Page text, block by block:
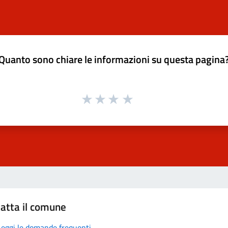
sono chiare le informazioni su questa
il comune